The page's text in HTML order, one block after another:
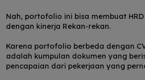
Nah, portofolio ini bisa membuat
dengan kinerja Rekan-rekan.
Karena portofolio berbeda dengan
adalah kumpulan dokumen yang
pencapaian dari pekerjaan yang